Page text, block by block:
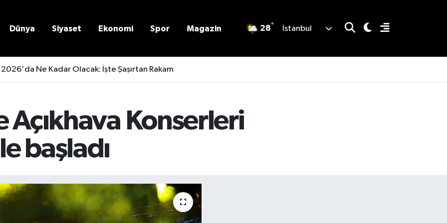
Dünya Siyaset Ekonomi Spor Magazin 28° İstanbul
Ne Kadar Olacak: İşte Şaşırtan Rakam
Açıkhava Konserleri
başladı